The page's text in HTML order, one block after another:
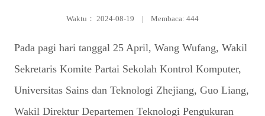
Waktu： 2024-08-19 | Membaca: 444
Pada pagi hari tanggal 25 April, Wang Wufang, Wakil
Sekretaris Komite Partai Sekolah Kontrol Komputer,
Universitas Sains dan Teknologi Zhejiang, Guo Liang,
Wakil Direktur Departemen Teknologi Pengukuran